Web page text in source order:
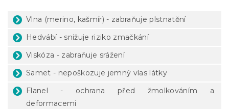
Vlna (merino, kašmír) - zabraňuje plstnatění
Hedvábí - snižuje riziko zmačkání
Viskóza - zabraňuje srážení
Samet - nepoškozuje jemný vlas látky
Flanel - ochrana před žmolkováním a
deformacemi